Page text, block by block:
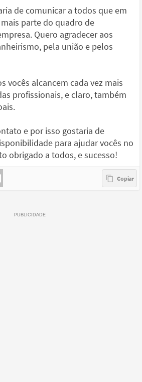
de comunicar a todos que em
parte do quadro de
Quero agradecer aos
pela união e pelos
vocês alcancem cada vez mais
profissionais, e claro, também
e por isso gostaria de
para ajudar vocês no
obrigado a todos, e sucesso!